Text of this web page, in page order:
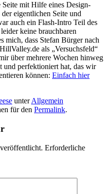
mit Hilfe eines Design-
eigentlichen Seite und
auch ein Flash-Intro Teil des
keine brauchbaren
mich, dass Stefan Bürger nach
als „Versuchsfeld“
über mehrere Wochen hinweg
und perfektioniert hat, das wir
können: Einfach hier
unterAllgemein
für den Permalink.
Erforderliche